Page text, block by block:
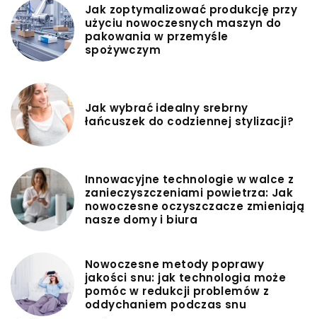
Jak zoptymalizować produkcję przy
użyciu nowoczesnych maszyn do
pakowania w przemyśle
spożywczym
Jak wybrać idealny srebrny
łańcuszek do codziennej stylizacji?
Innowacyjne technologie w walce z
zanieczyszczeniami powietrza: Jak
nowoczesne oczyszczacze zmieniają
nasze domy i biura
Nowoczesne metody poprawy
jakości snu: jak technologia może
pomóc w redukcji problemów z
oddychaniem podczas snu